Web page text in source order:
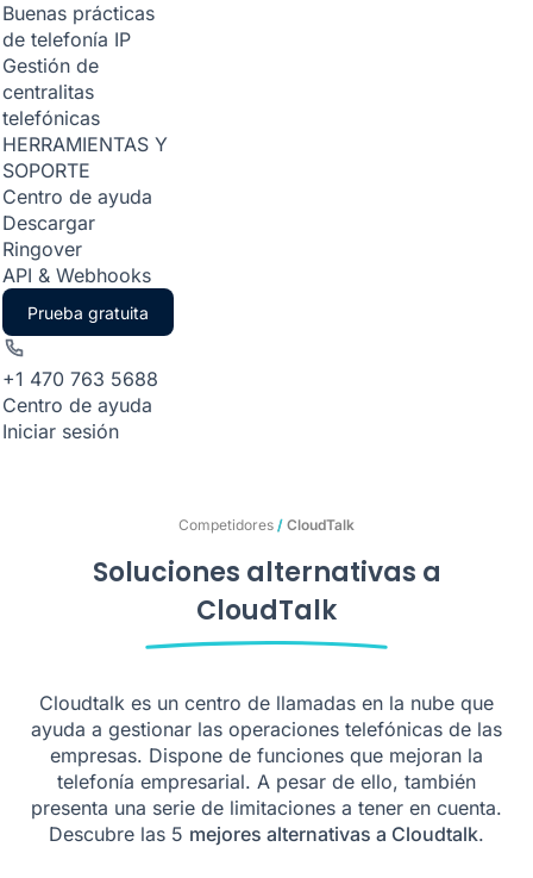
Buenas prácticas
de telefonía IP
Gestión de
centralitas
telefónicas
HERRAMIENTAS Y
SOPORTE
Centro de ayuda
Descargar
Ringover
API & Webhooks
Prueba gratuita
+1 470 763 5688
Centro de ayuda
Iniciar sesión
Competidores / CloudTalk
Soluciones alternativas a
CloudTalk
Cloudtalk es un centro de llamadas en la nube que
ayuda a gestionar las operaciones telefónicas de las
empresas. Dispone de funciones que mejoran la
telefonía empresarial. A pesar de ello, también
presenta una serie de limitaciones a tener en cuenta.
Descubre las 5 mejores alternativas a Cloudtalk.